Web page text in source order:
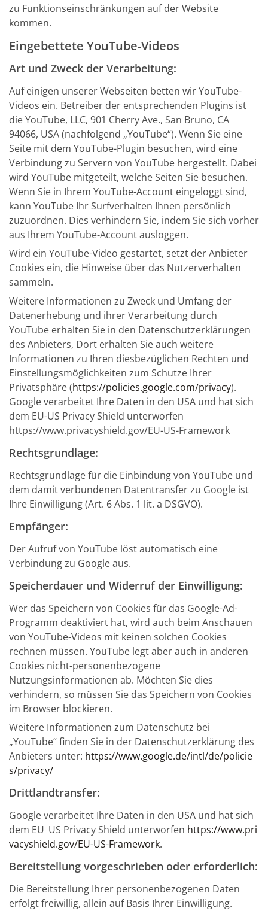
zu Funktionseinschränkungen auf der Website
kommen.
Eingebettete YouTube-Videos
Art und Zweck der Verarbeitung:
Auf einigen unserer Webseiten betten wir YouTube-
Videos ein. Betreiber der entsprechenden Plugins ist
die YouTube, LLC, 901 Cherry Ave., San Bruno, CA
94066, USA (nachfolgend „YouTube“). Wenn Sie eine
Seite mit dem YouTube-Plugin besuchen, wird eine
Verbindung zu Servern von YouTube hergestellt. Dabei
wird YouTube mitgeteilt, welche Seiten Sie besuchen.
Wenn Sie in Ihrem YouTube-Account eingeloggt sind,
kann YouTube Ihr Surfverhalten Ihnen persönlich
zuzuordnen. Dies verhindern Sie, indem Sie sich vorher
aus Ihrem YouTube-Account ausloggen.
Wird ein YouTube-Video gestartet, setzt der Anbieter
Cookies ein, die Hinweise über das Nutzerverhalten
sammeln.
Weitere Informationen zu Zweck und Umfang der
Datenerhebung und ihrer Verarbeitung durch
YouTube erhalten Sie in den Datenschutzerklärungen
des Anbieters, Dort erhalten Sie auch weitere
Informationen zu Ihren diesbezüglichen Rechten und
Einstellungsmöglichkeiten zum Schutze Ihrer
Privatsphäre (https://policies.google.com/privacy).
Google verarbeitet Ihre Daten in den USA und hat sich
dem EU-US Privacy Shield unterworfen
https://www.privacyshield.gov/EU-US-Framework
Rechtsgrundlage:
Rechtsgrundlage für die Einbindung von YouTube und
dem damit verbundenen Datentransfer zu Google ist
Ihre Einwilligung (Art. 6 Abs. 1 lit. a DSGVO).
Empfänger:
Der Aufruf von YouTube löst automatisch eine
Verbindung zu Google aus.
Speicherdauer und Widerruf der Einwilligung:
Wer das Speichern von Cookies für das Google-Ad-
Programm deaktiviert hat, wird auch beim Anschauen
von YouTube-Videos mit keinen solchen Cookies
rechnen müssen. YouTube legt aber auch in anderen
Cookies nicht-personenbezogene
Nutzungsinformationen ab. Möchten Sie dies
verhindern, so müssen Sie das Speichern von Cookies
im Browser blockieren.
Weitere Informationen zum Datenschutz bei
„YouTube“ finden Sie in der Datenschutzerklärung des
Anbieters unter: https://www.google.de/intl/de/policie
s/privacy/
Drittlandtransfer:
Google verarbeitet Ihre Daten in den USA und hat sich
dem EU_US Privacy Shield unterworfen https://www.pri
vacyshield.gov/EU-US-Framework.
Bereitstellung vorgeschrieben oder erforderlich:
Die Bereitstellung Ihrer personenbezogenen Daten
erfolgt freiwillig, allein auf Basis Ihrer Einwilligung.